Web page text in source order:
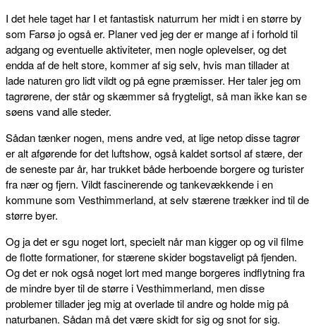
I det hele taget har I et fantastisk naturrum her midt i en større by
som Farsø jo også er. Planer ved jeg der er mange af i forhold til
adgang og eventuelle aktiviteter, men nogle oplevelser, og det
endda af de helt store, kommer af sig selv, hvis man tillader at
lade naturen gro lidt vildt og på egne præmisser. Her taler jeg om
tagrørene, der står og skæmmer så frygteligt, så man ikke kan se
søens vand alle steder.
Sådan tænker nogen, mens andre ved, at lige netop disse tagrør
er alt afgørende for det luftshow, også kaldet sortsol af stære, der
de seneste par år, har trukket både herboende borgere og turister
fra nær og fjern. Vildt fascinerende og tankevækkende i en
kommune som Vesthimmerland, at selv stærene trækker ind til de
større byer.
Og ja det er sgu noget lort, specielt når man kigger op og vil filme
de flotte formationer, for stærene skider bogstaveligt på fjenden.
Og det er nok også noget lort med mange borgeres indflytning fra
de mindre byer til de større i Vesthimmerland, men disse
problemer tillader jeg mig at overlade til andre og holde mig på
naturbanen. Sådan må det være skidt for sig og snot for sig.